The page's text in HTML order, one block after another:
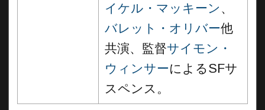
イケル・マッキーン 、
バレット・オリバー他
共演、監督サイモン・
ウィンサーによるSFサ
スペンス。